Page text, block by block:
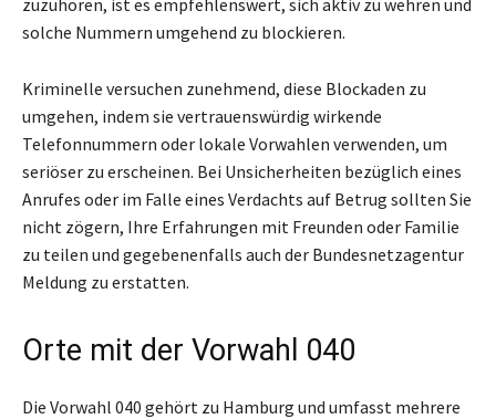
solche Nummern umgehend zu blockieren.
Kriminelle versuchen zunehmend, diese Blockaden zu
umgehen, indem sie vertrauenswürdig wirkende
Telefonnummern oder lokale Vorwahlen verwenden, um
seriöser zu erscheinen. Bei Unsicherheiten bezüglich eines
Anrufes oder im Falle eines Verdachts auf Betrug sollten Sie
nicht zögern, Ihre Erfahrungen mit Freunden oder Familie
zu teilen und gegebenenfalls auch der Bundesnetzagentur
Meldung zu erstatten.
Orte mit der Vorwahl 040
Die Vorwahl 040 gehört zu Hamburg und umfasst mehrere